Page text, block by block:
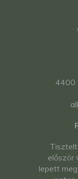
4400
Tisztelt
először
lepett